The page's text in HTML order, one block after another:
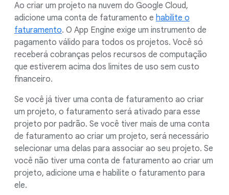
Ao criar um projeto na nuvem do Google Cloud,
adicione uma conta de faturamento e habilite o
faturamento. O App Engine exige um instrumento de
pagamento válido para todos os projetos. Você só
receberá cobranças pelos recursos de computação
que estiverem acima dos limites de uso sem custo
financeiro.
Se você já tiver uma conta de faturamento ao criar
um projeto, o faturamento será ativado para esse
projeto por padrão. Se você tiver mais de uma conta
de faturamento ao criar um projeto, será necessário
selecionar uma delas para associar ao seu projeto. Se
você não tiver uma conta de faturamento ao criar um
projeto, adicione uma e habilite o faturamento para
ele.